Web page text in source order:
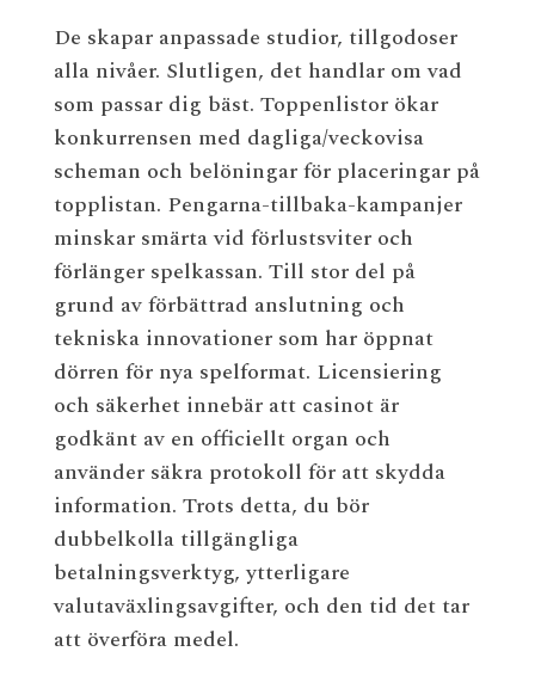
De skapar anpassade studior, tillgodoser
alla nivåer. Slutligen, det handlar om vad
som passar dig bäst. Toppenlistor ökar
konkurrensen med dagliga/veckovisa
scheman och belöningar för placeringar på
topplistan. Pengarna-tillbaka-kampanjer
minskar smärta vid förlustsviter och
förlänger spelkassan. Till stor del på
grund av förbättrad anslutning och
tekniska innovationer som har öppnat
dörren för nya spelformat. Licensiering
och säkerhet innebär att casinot är
godkänt av en officiellt organ och
använder säkra protokoll för att skydda
information. Trots detta, du bör
dubbelkolla tillgängliga
betalningsverktyg, ytterligare
valutaväxlingsavgifter, och den tid det tar
att överföra medel.